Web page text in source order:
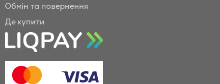
Обмін та повернення
Де купити